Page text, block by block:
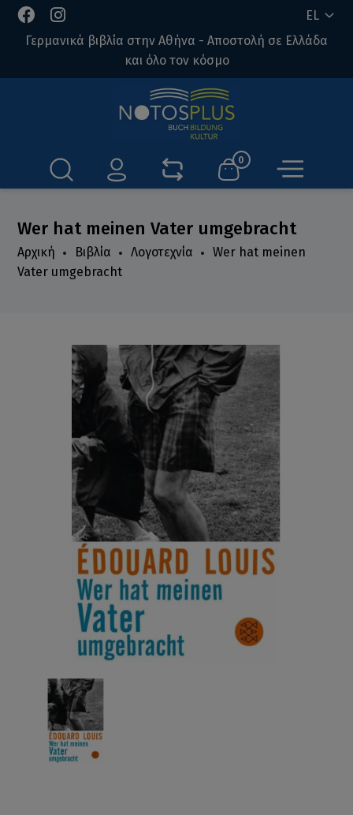
EL
Γερμανικά βιβλία στην Αθήνα - Αποστολή σε Ελλάδα
και όλο τον κόσμο
0
Wer hat meinen Vater umgebracht
Αρχική Βιβλία Λογοτεχνία
Wer hat meinen
Vater umgebracht